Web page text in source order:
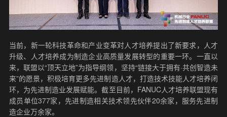
当前，新一轮科技革命和产业变革对人才培养提出了新要求，人才
升级、人才培养成为制造企业高质量发展转型的重要一环。一直以
来，联盟以“顶天立地”为指导纲领，坚持“链接大于拥有·共创智造未
来”的愿景，积极培育更多先进制造人才，打造技术技能人才培养闭
环，为先进制造业发展赋能。截至目前，FANUC人才培养联盟现有
成员单位377家，先进制造相关技术领先伙伴20余家，服务先进制
造企业万余家。